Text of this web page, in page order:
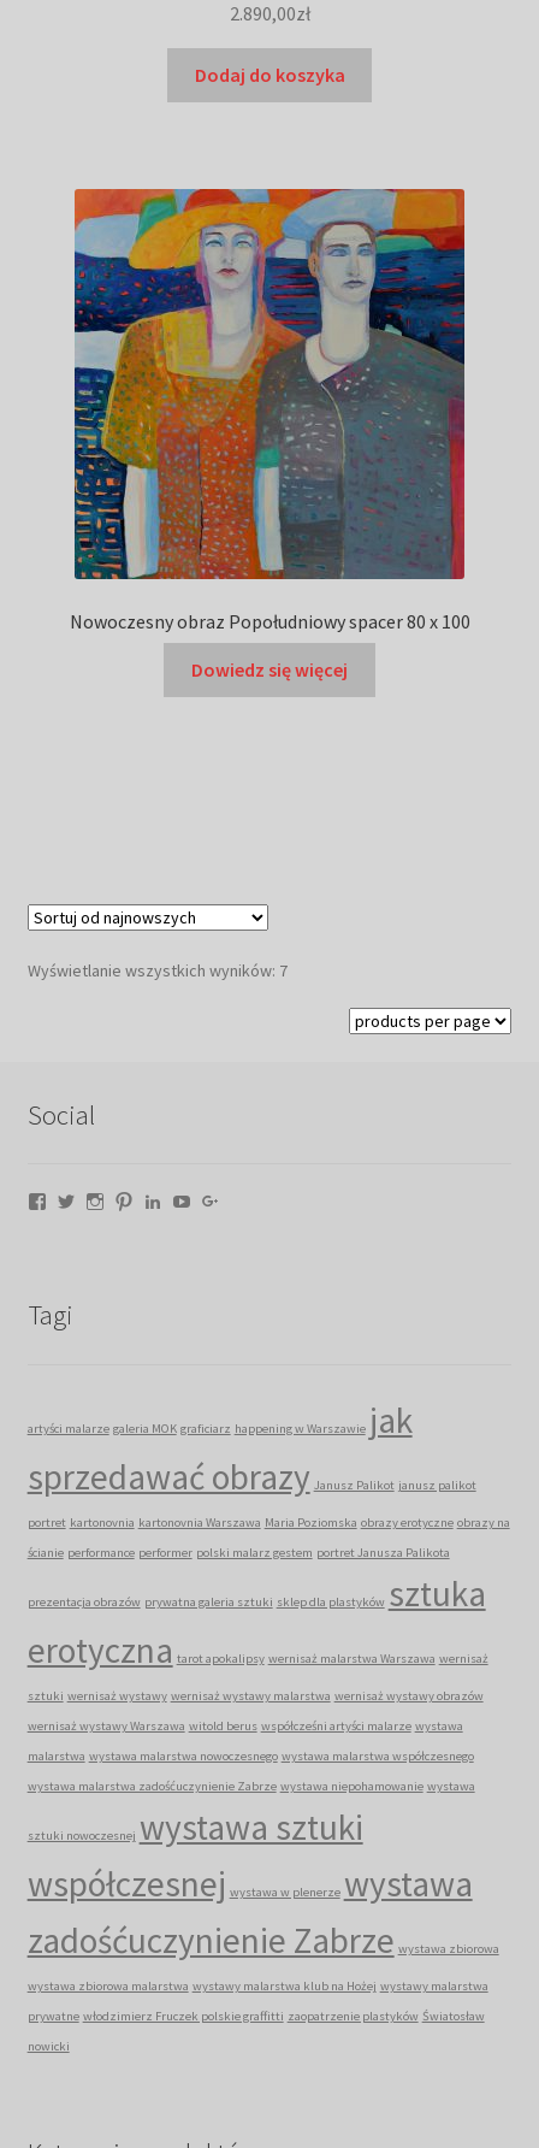
2.890,00zł
Dodaj do koszyka
Nowoczesny obraz Popołudniowy spacer 80 x 100
Dowiedz się więcej
Wyświetlanie wszystkich wyników: 7Posortowane
najnowszych
Social
Facebook
TwitterInstagram
PinterestLinkedIn
YouTube
Tagi
artyści malarze galeria MOK graficiarz happening w Warszawie jak
sprzedawać obrazy Janusz Palikot janusz palikot
portret kartonovnia kartonovnia Warszawa Maria Poziomska obrazy erotyczne obrazy na
ścianie performance performer polski malarz gestem portret Janusza Palikota
prezentacja obrazów prywatna galeria sztuki sklep dla plastyków sztuka
erotyczna tarot apokalipsy wernisaż malarstwa Warszawa wernisaż
sztuki wernisaż wystawy wernisaż wystawy malarstwa wernisaż wystawy obrazów
wernisaż wystawy Warszawa witold berus współcześni artyści malarze wystawa
malarstwa wystawa malarstwa nowoczesnego wystawa malarstwa współczesnego
wystawa malarstwa zadośćuczynienie Zabrze wystawa niepohamowanie wystawa
sztuki nowoczesnej wystawa sztuki
współczesnej wystawa w plenerze wystawa
zadośćuczynienie Zabrze wystawa zbiorowa
wystawa zbiorowa malarstwa wystawy malarstwa klub na Hożej wystawy malarstwa
prywatne włodzimierz Fruczek polskie graffitti zaopatrzenie plastyków Światosław
nowicki